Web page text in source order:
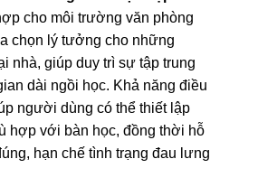
cho môi trường văn phòng
chọn lý tưởng cho những
nhà, giúp duy trì sự tập trung
dài ngồi học. Khả năng điều
người dùng có thể thiết lập
hợp với bàn học, đồng thời hỗ
hạn chế tình trạng đau lưng